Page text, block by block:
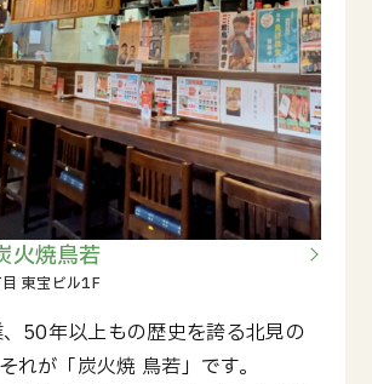
火焼鳥若
50年以上もの歴史を誇る北見の
れが「炭火焼 鳥若」です。